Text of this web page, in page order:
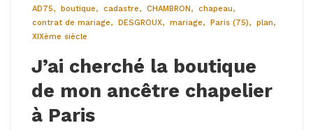
AD75
boutique cadastre CHAMBRON
chapeau
contrat de mariage
DESGROUX mariage Paris (75)
plan
XIXème siècle
J’ai cherché la boutique
de mon ancêtre chapelier
à Paris